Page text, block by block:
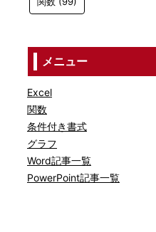
メニュー
Excel
関数
条件付き書式
グラフ
Word記事一覧
PowerPoint記事一覧